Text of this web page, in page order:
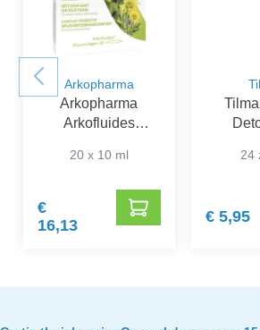
Arkopharma
Arkopharma
Arkofluides
20 x 10 ml
€
16,13
24
€ 5,95